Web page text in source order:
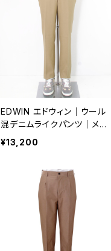
EDWIN エドウィン｜ウール
混デニムライクパンツ｜メン
ズ ビジネス 通年 k80168 ベ
ージュ
¥13,200